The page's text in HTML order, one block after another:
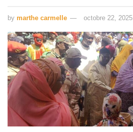
by marthe carmelle octobre 22, 2025